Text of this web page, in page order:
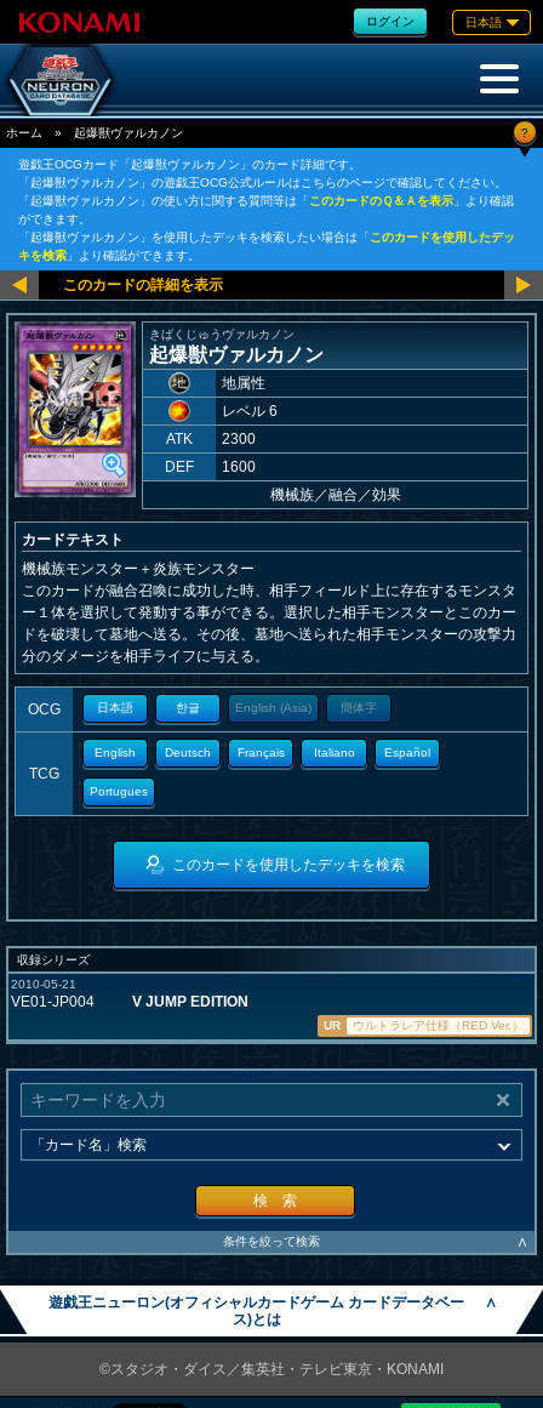
ログイン 日本語
ホーム » 起爆獣ヴァルカノン ?
遊戯王OCGカード「起爆獣ヴァルカノン」のカード詳細です。
「起爆獣ヴァルカノン」の遊戯王OCG公式ルールはこちらのページで確認してください。
「起爆獣ヴァルカノン」の使い方に関する質問等は「このカードのＱ＆Ａを表示 」より確認
ができます。
「起爆獣ヴァルカノン」を使用したデッキを検索したい場合は「このカードを使用したデッ
キを検索 」より確認ができます。
きばくじゅうヴァルカノン
起爆獣ヴァルカノン
地属性
レベル 6
ATK
2300
DEF
1600
機械族／融合／効果
カードテキスト
機械族モンスター＋炎族モンスター
このカードが融合召喚に成功した時、相手フィールド上に存在するモンスタ
ー１体を選択して発動する事ができる。選択した相手モンスターとこのカー
ドを破壊して墓地へ送る。その後、墓地へ送られた相手モンスターの攻撃力
分のダメージを相手ライフに与える。
OCG 日本語 한글 English (Asia) 簡体字
TCG
English Deutsch Français Italiano Español
Portugues
このカードを使用したデッキを検索
収録シリーズ
2010-05-21
VE01-JP004 V JUMP EDITION
UR ウルトラレア仕様（RED Ver.）
検 索
条件を絞って検索 ∧
遊戯王ニューロン(オフィシャルカードゲーム カードデータベー
ス)とは
∧
©スタジオ・ダイス／集英社・テレビ東京・KONAMI